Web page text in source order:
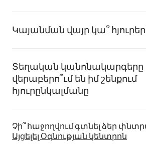
Կայանման վայր կա՞
Տեղական կանոնակարգերը
վերաբերո՞ւմ են իմ շենքում
հյուրընկալմանը
Չի՞ հաջողվում գտնել ձեր
Այցելել Օգնության կենտրոն